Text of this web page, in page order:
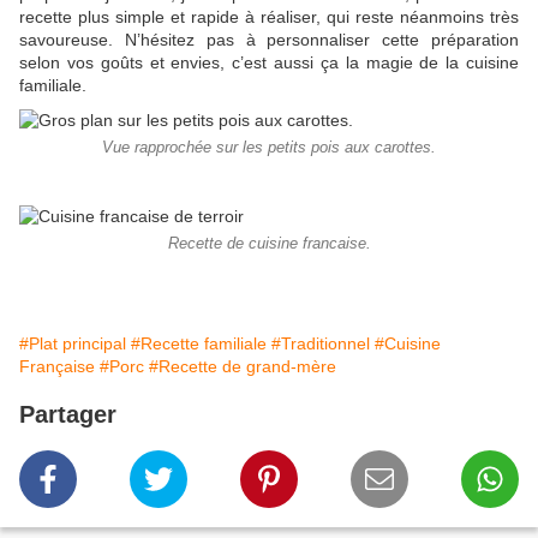
recette plus simple et rapide à réaliser, qui reste néanmoins très
savoureuse. N’hésitez pas à personnaliser cette préparation
selon vos goûts et envies, c’est aussi ça la magie de la cuisine
familiale.
Vue rapprochée sur les petits pois aux carottes.
Recette de cuisine francaise.
#Plat principal #Recette familiale #Traditionnel #Cuisine
Française #Porc #Recette de grand-mère
Partager